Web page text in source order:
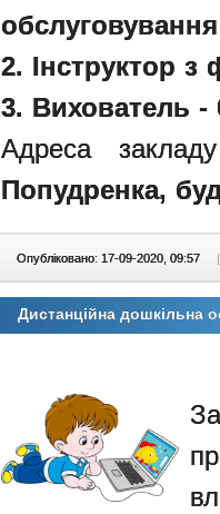
2. Інструктор з
3. Вихователь -
Адреса
Попудренка,
Опубліковано: 17-09-2020, 09:57 |
Дистанційна дошкільна